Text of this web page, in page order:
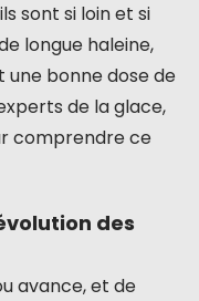
sont si loin et si
longue haleine,
une bonne dose de
de la glace,
comprendre ce
des
avance, et de